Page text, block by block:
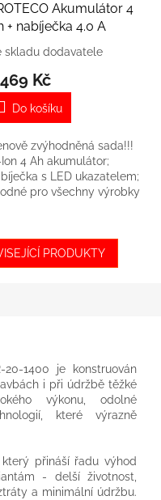
Akumulátor 4
+ nabíječka 4.0 A
skladu dodavatele
Kč
Do košíku
zvýhodněná sada!!!
Ion 4 Ah akumulátor;
s LED ukazatelem;
pro všechny výrobky
PRODUKTY
20-1400 je konstruován
i při údržbě těžké
výkonu, odolné
které výrazně
přináší řadu výhod
- delší životnost,
a minimální údržbu.